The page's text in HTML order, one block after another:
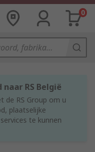
0
RS België
de RS Group om u
plaatselijke
te kunnen